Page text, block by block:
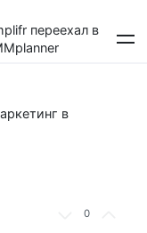
переехал в
в
0